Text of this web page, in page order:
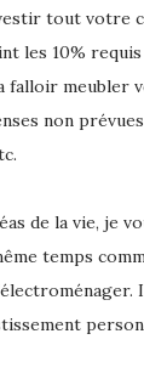
tout votre
les 10% requis
falloir
non
de la vie, je
temps